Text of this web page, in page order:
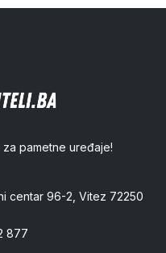
pametne uređaje!
centar 96-2, Vitez 72250
877